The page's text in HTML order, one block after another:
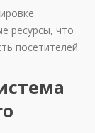
ресурсы, что
посетителей.